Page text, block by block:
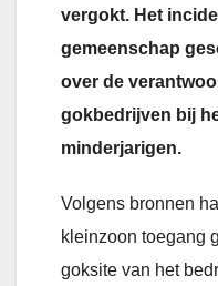
vergokt. Het
gemeenschap
over de
gokbedrijven bij
minderjarigen.
Volgens bronnen
kleinzoon toegang
goksite van het